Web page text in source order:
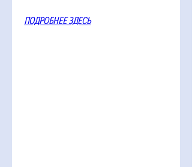
ПОДРОБНЕЕ ЗДЕСЬ